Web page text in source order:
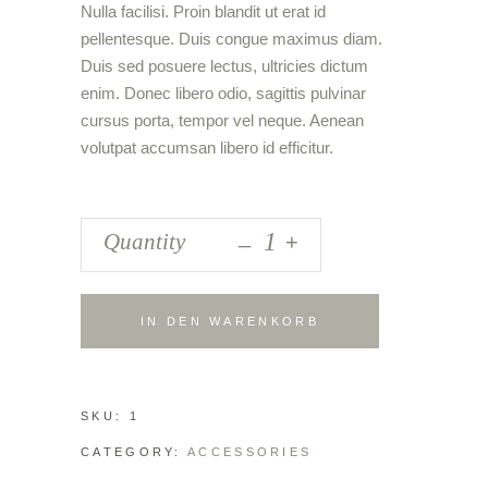
Nulla facilisi. Proin blandit ut erat id
pellentesque. Duis congue maximus diam.
Duis sed posuere lectus, ultricies dictum
enim. Donec libero odio, sagittis pulvinar
cursus porta, tempor vel neque. Aenean
volutpat accumsan libero id efficitur.
Quantity +
IN DEN WARENKORB
SKU: 1
CATEGORY:ACCESSORIES